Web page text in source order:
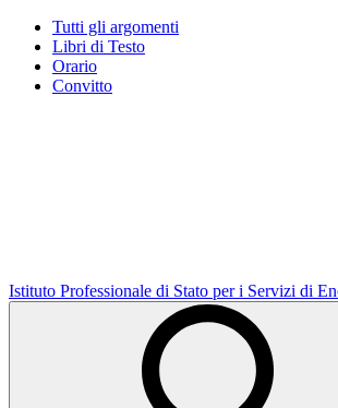
Tutti gli argomenti
Libri di Testo
Orario
Convitto
Istituto Professionale di Stato per i Servizi di